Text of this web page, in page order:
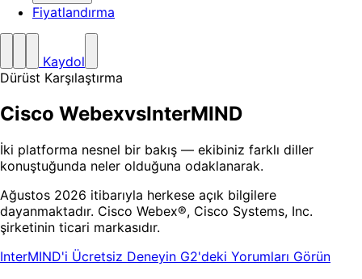
Fiyatlandırma
Kaydol
Dürüst Karşılaştırma
Cisco WebexvsInterMIND
İki platforma nesnel bir bakış — ekibiniz farklı diller
konuştuğunda neler olduğuna odaklanarak.
Ağustos 2026 itibarıyla herkese açık bilgilere
dayanmaktadır. Cisco Webex®, Cisco Systems, Inc.
şirketinin ticari markasıdır.
InterMIND'i Ücretsiz Deneyin G2'deki Yorumları Görün